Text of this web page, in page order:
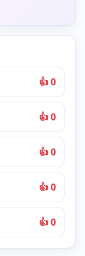
👍 0
👍 0
👍 0
👍 0
👍 0